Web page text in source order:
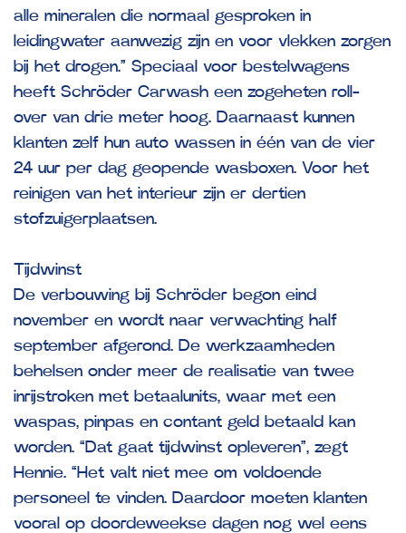
alle mineralen die normaal gesproken in
leidingwater aanwezig zijn en voor vlekken zorgen
bij het drogen.” Speciaal voor bestelwagens
heeft Schröder Carwash een zogeheten roll-
over van drie meter hoog. Daarnaast kunnen
klanten zelf hun auto wassen in één van de vier
24 uur per dag geopende wasboxen. Voor het
reinigen van het interieur zijn er dertien
stofzuigerplaatsen.
Tijdwinst
De verbouwing bij Schröder begon eind
november en wordt naar verwachting half
september afgerond. De werkzaamheden
behelsen onder meer de realisatie van twee
inrijstroken met betaalunits, waar met een
waspas, pinpas en contant geld betaald kan
worden. “Dat gaat tijdwinst opleveren”, zegt
Hennie. “Het valt niet mee om voldoende
personeel te vinden. Daardoor moeten klanten
vooral op doordeweekse dagen nog wel eens